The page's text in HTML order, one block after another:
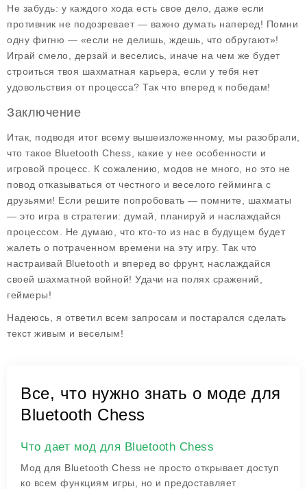
Не забудь: у каждого хода есть свое дело, даже если
противник не подозревает — важно думать наперед! Помни
одну фигню — «если не делишь, ждешь, что обругают»!
Играй смело, дерзай и веселись, иначе на чем же будет
строиться твоя шахматная карьера, если у тебя нет
удовольствия от процесса? Так что вперед к победам!
Заключение
Итак, подводя итог всему вышеизложенному, мы разобрали,
что такое Bluetooth Chess , какие у нее особенности и
игровой процесс. К сожалению, модов не много, но это не
повод отказываться от честного и веселого гейминга с
друзьями! Если решите попробовать — помните, шахматы
— это игра в стратегии: думай, планируй и наслаждайся
процессом. Не думаю, что кто-то из нас в будущем будет
жалеть о потраченном времени на эту игру. Так что
настраивай Bluetooth и вперед во фрунт, наслаждайся
своей шахматной войной! Удачи на полях сражений,
геймеры!
Надеюсь, я ответил всем запросам и постарался сделать
текст живым и веселым!
Все, что нужно знать о моде для
Bluetooth Chess
Что дает мод для Bluetooth Chess
Мод для Bluetooth Chess не просто открывает доступ
ко всем функциям игры, но и предоставляет